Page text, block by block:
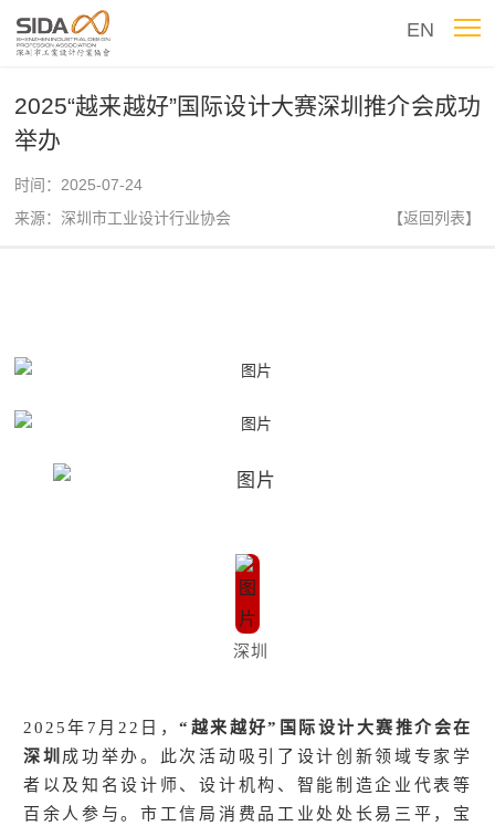
EN
2025“越来越好”国际设计大赛深圳推介会成功
举办
时间：2025-07-24
来源：深圳市工业设计行业协会
【返回列表】
深圳
2025年7月22日，“越来越好”国际设计大赛推介会在
深圳 成功举办。此次活动吸引了设计创新领域专家学
者以及知名设计师、设计机构、智能制造企业代表等
百余人参与。市工信局消费品工业处处长易三平，宝